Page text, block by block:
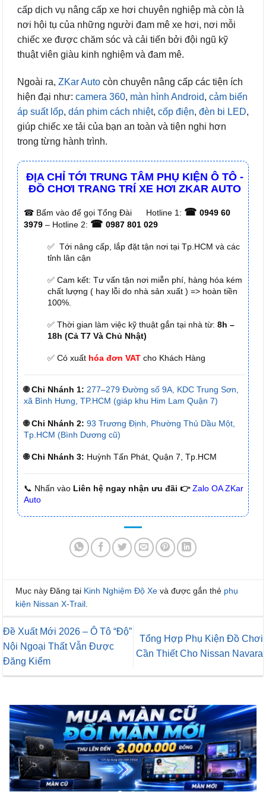
cấp dịch vụ nâng cấp xe hơi chuyên nghiệp mà còn là
nơi hội tụ của những người đam mê xe hơi, nơi mỗi
chiếc xe được chăm sóc và cải tiến bởi đội ngũ kỹ
thuật viên giàu kinh nghiệm và đam mê.
Ngoài ra, ZKar Auto còn chuyên nâng cấp các tiện ích
hiện đại như: camera 360, màn hình Android, cảm biến
áp suất lốp, dán phim cách nhiệt, cốp điện, đèn bi LED,
giúp chiếc xe tải của bạn an toàn và tiện nghi hơn
trong từng hành trình.
ĐỊA CHỈ TỚI TRUNG TÂM PHỤ KIỆN Ô TÔ -
ĐỒ CHƠI TRANG TRÍ XE HƠI ZKAR AUTO
☎ Bấm vào để gọi Tổng Đài Hotline 1: ☎ 0949 60
3979 – Hotline 2: ☎ 0987 801 029
✅ Tới nâng cấp, lắp đặt tận nơi tại Tp.HCM và các
tỉnh lân cận
✅ Cam kết: Tư vấn tận nơi miễn phí, hàng hóa kém
chất lượng ( hay lỗi do nhà sản xuất ) => hoàn tiền
100%.
✅ Thời gian làm việc kỹ thuật gắn tại nhà từ: 8h –
18h (Cả T7 Và Chủ Nhật)
✅ Có xuất hóa đơn VAT cho Khách Hàng
🌐 Chi Nhánh 1: 277–279 Đường số 9A, KDC Trung Sơn,
xã Bình Hưng, TP.HCM (giáp khu Him Lam Quận 7)
🌐 Chi Nhánh 2: 93 Trương Định, Phường Thủ Dầu Một,
Tp.HCM (Bình Dương cũ)
🌐 Chi Nhánh 3: Huỳnh Tấn Phát, Quận 7, Tp.HCM
📞 Nhấn vào Liên hệ ngay nhận ưu đãi 👉 Zalo OA ZKar
Auto
Mục này Đăng tại Kinh Nghiệm Độ Xe và được gắn thẻ phụ
kiện Nissan X-Trail.
Đề Xuất Mới 2026 – Ô Tô “Độ”
Nội Ngoại Thất Vẫn Được
Đăng Kiểm
Tổng Hợp Phụ Kiện Đồ Chơi
Cần Thiết Cho Nissan Navara